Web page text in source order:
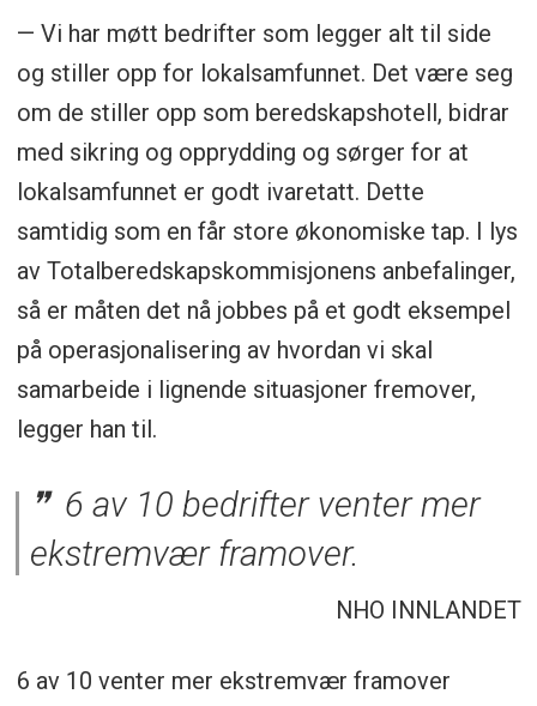
— Vi har møtt bedrifter som legger alt til side
og stiller opp for lokalsamfunnet. Det være seg
om de stiller opp som beredskapshotell, bidrar
med sikring og opprydding og sørger for at
lokalsamfunnet er godt ivaretatt. Dette
samtidig som en får store økonomiske tap. I lys
av Totalberedskapskommisjonens anbefalinger,
så er måten det nå jobbes på et godt eksempel
på operasjonalisering av hvordan vi skal
samarbeide i lignende situasjoner fremover,
legger han til.
6 av 10 bedrifter venter mer
ekstremvær framover.
NHO INNLANDET
6 av 10 venter mer ekstremvær framover